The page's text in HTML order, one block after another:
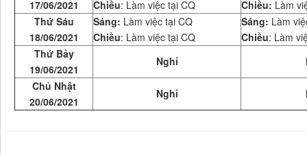
17/06/2021
Chiều: Làm việc tại CQ
Chiều: Làm
Thứ Sáu
18/06/2021
Sáng: Làm việc tại CQ
Chiều: Làm việc tại CQ
Sáng: Làm
Chiều: Làm
Thứ Bảy
19/06/2021
Nghỉ
Chủ Nhật
20/06/2021
Nghỉ